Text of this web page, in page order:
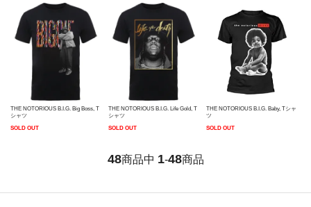
THE NOTORIOUS B.I.G. Big Boss, T
シャツ
SOLD OUT
THE NOTORIOUS B.I.G. Life Gold, T
シャツ
SOLD OUT
THE NOTORIOUS B.I.G. Baby, Tシャ
ツ
SOLD OUT
48商品中 1-48商品